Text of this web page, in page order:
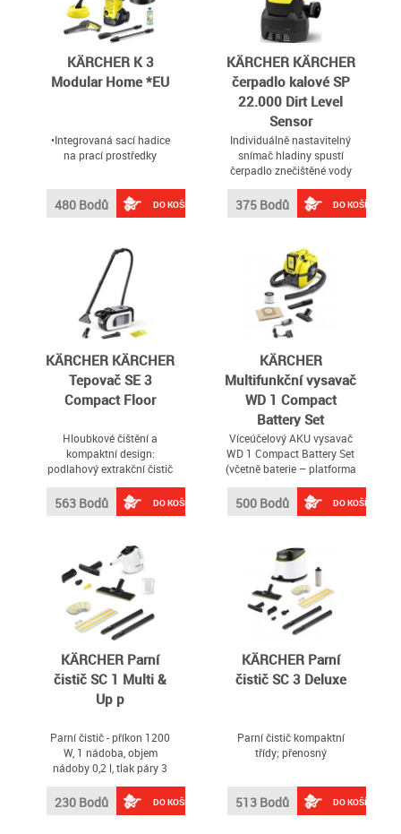
KÄRCHER K 3
Modular Home *EU
•Integrovaná sací hadice
na prací prostředky
480 Bodů DO KOŠÍKU
KÄRCHER KÄRCHER
čerpadlo kalové SP
22.000 Dirt Level
Sensor
Individuálně nastavitelný
snímač hladiny spustí
čerpadlo znečištěné vody
375 Bodů DO KOŠÍKU
KÄRCHER KÄRCHER
Tepovač SE 3
Compact Floor
Hloubkové čištění a
kompaktní design:
podlahový extrakční čistič
SE 3 Compact Floor je
výkonné a energeticky
úsporné řešení pro čištění
563 Bodů DO KOŠÍKU
KÄRCHER
Multifunkční vysavač
WD 1 Compact
Battery Set
Víceúčelový AKU vysavač
WD 1 Compact Battery Set
(včetně baterie – platforma
18 V) je bezdrátový
vysavač pro suché a mokré
vysávání
500 Bodů DO KOŠÍKU
KÄRCHER Parní
čistič SC 1 Multi &
Up p
Parní čistič - příkon 1200
W, 1 nádoba, objem
nádoby 0,2 l, tlak páry 3
bezpečností ventil,
kontrolní dioda
230 Bodů DO KOŠÍKU
KÄRCHER Parní
čistič SC 3 Deluxe
Parní čistič kompaktní
třídy; přenosný
513 Bodů DO KOŠÍKU